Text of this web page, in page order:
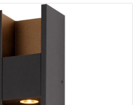
– 1.5m test de chute • Blocage du
pivotante intégrée : avec 1" et "
sur trépied • Portée – points 30m,
de protection (IP): IP65 • Durée de
travail max.: 50 m • Précision de
faisceau: vertical/horizontal Inclus: •